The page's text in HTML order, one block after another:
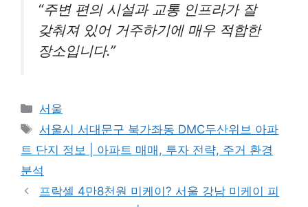
“주변 편의 시설과 교통 인프라가 잘
갖춰져 있어 거주하기에 매우 적합한
장소입니다.”
Categories
서울
Tags
서울시 서대문구 북가좌동 DMC두산위브 아파
트 단지 정보 | 아파트 매매, 투자 전략, 주거 환경
분석
프락셀 4만8천원 미케이? 서울 강남 미케이 피